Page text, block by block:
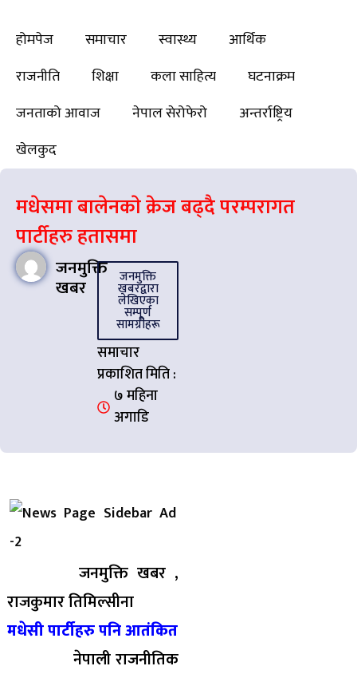
होमपेज समाचार स्वास्थ्य
आर्थिक
राजनीति
शिक्षा कला साहित्य
घटनाक्रम
जनताको आवाज
नेपाल सेरोफेरो
अन्तर्राष्ट्रिय
खेलकुद
मधेसमा बालेनकाे क्रेज बढ्दै परम्परागत
पार्टीहरु हतासमा
जनमुक्ति
खबर जनमुक्ति
खबरद्वारा
लेखिएका
सम्पूर्ण
सामग्रीहरू
समाचार
प्रकाशित मिति :
७ महिना
अगाडि
जनमुक्ति खबर ,
राजकुमार तिमिल्सीना
मधेसी पार्टीहरु पनि आतंकित
नेपाली राजनीतिक